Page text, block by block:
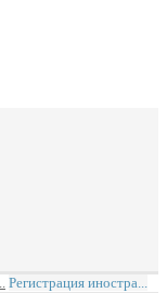
Регистрация иностра...